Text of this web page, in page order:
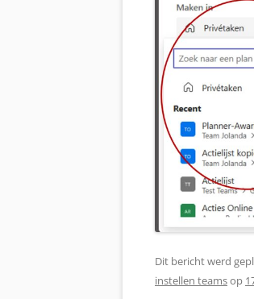
Dit bericht werd
instellen teamsop